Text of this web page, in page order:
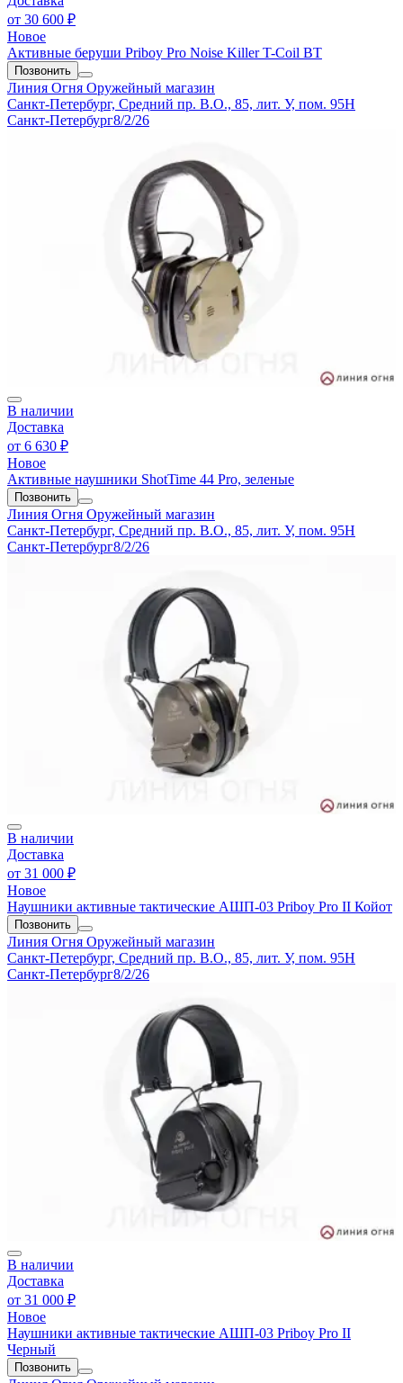
от 30 600 ₽
Новое
Активные беруши Priboy Pro Noise Killer T-Coil BT
Позвонить
Линия Огня Оружейный магазин
Санкт-Петербург, Средний пр. В.О., 85, лит. У, пом. 95Н
Санкт-Петербург8/2/26
В наличии
Доставка
от 6 630 ₽
Новое
Активные наушники ShotTime 44 Pro, зеленые
Позвонить
Линия Огня Оружейный магазин
Санкт-Петербург, Средний пр. В.О., 85, лит. У, пом. 95Н
Санкт-Петербург8/2/26
В наличии
Доставка
от 31 000 ₽
Новое
Наушники активные тактические АШП-03 Priboy Pro II Койот
Позвонить
Линия Огня Оружейный магазин
Санкт-Петербург, Средний пр. В.О., 85, лит. У, пом. 95Н
Санкт-Петербург8/2/26
В наличии
Доставка
от 31 000 ₽
Новое
Наушники активные тактические АШП-03 Priboy Pro II
Черный
Позвонить